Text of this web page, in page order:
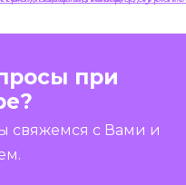
при
свяжемся с Вами и